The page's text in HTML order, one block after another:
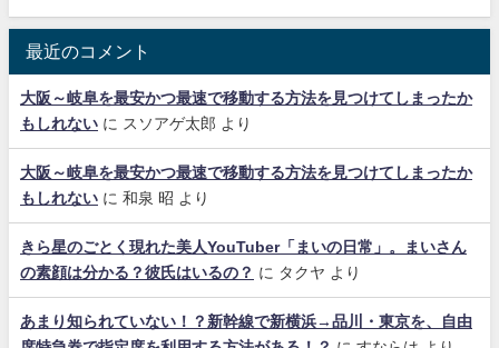
最近のコメント
大阪～岐阜を最安かつ最速で移動する方法を見つけてしまったか
もしれない に スソアゲ太郎 より
大阪～岐阜を最安かつ最速で移動する方法を見つけてしまったか
もしれない に 和泉 昭 より
きら星のごとく現れた美人YouTuber「まいの日常」。まいさん
の素顔は分かる？彼氏はいるの？ に タクヤ より
あまり知られていない！？新幹線で新横浜→品川・東京を、自由